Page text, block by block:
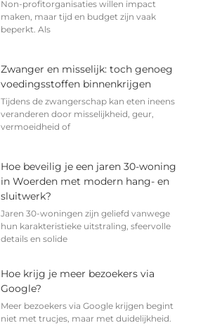
Non-profitorganisaties willen impact
maken, maar tijd en budget zijn vaak
beperkt. Als
Zwanger en misselijk: toch genoeg
voedingsstoffen binnenkrijgen
Tijdens de zwangerschap kan eten ineens
veranderen door misselijkheid, geur,
vermoeidheid of
Hoe beveilig je een jaren 30-woning
in Woerden met modern hang- en
sluitwerk?
Jaren 30-woningen zijn geliefd vanwege
hun karakteristieke uitstraling, sfeervolle
details en solide
Hoe krijg je meer bezoekers via
Google?
Meer bezoekers via Google krijgen begint
niet met trucjes, maar met duidelijkheid.